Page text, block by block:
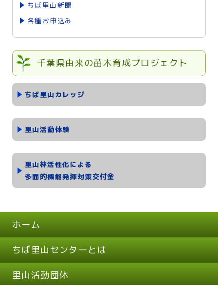
ちば里山新聞
各種お申込み
千葉県由来の苗木育成プロジェクト
ちば里山カレッジ
里山活動体験
里山林活性化による
多面的機能発揮対策交付金
ホーム
ちば里山センターとは
里山活動団体